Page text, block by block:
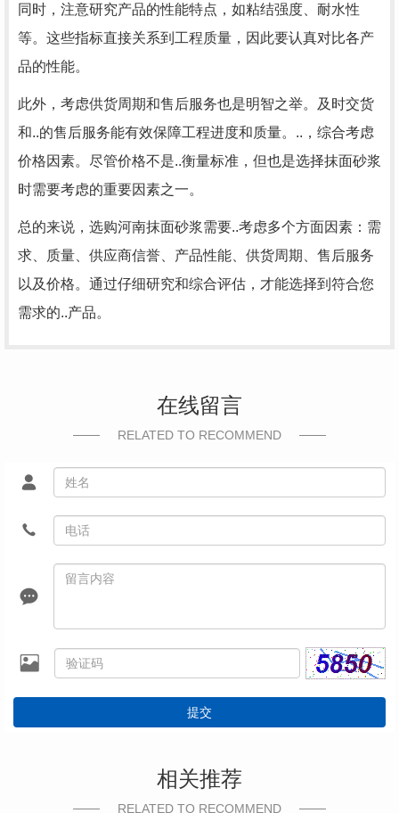
同时，注意研究产品的性能特点，如粘结强度、耐水性
等。这些指标直接关系到工程质量，因此要认真对比各产
品的性能。
此外，考虑供货周期和售后服务也是明智之举。及时交货
和..的售后服务能有效保障工程进度和质量。..，综合考虑
价格因素。尽管价格不是..衡量标准，但也是选择抹面砂浆
时需要考虑的重要因素之一。
总的来说，选购河南抹面砂浆需要..考虑多个方面因素：需
求、质量、供应商信誉、产品性能、供货周期、售后服务
以及价格。通过仔细研究和综合评估，才能选择到符合您
需求的..产品。
在线留言
RELATED TO RECOMMEND
提交
相关推荐
RELATED TO RECOMMEND